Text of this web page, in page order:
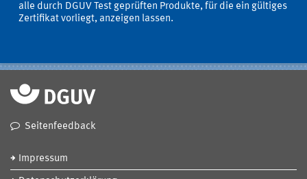
alle durch DGUV Test geprüften Produkte, für die ein gültiges
Zertifikat vorliegt, anzeigen lassen.
Seitenfeedback
Impressum